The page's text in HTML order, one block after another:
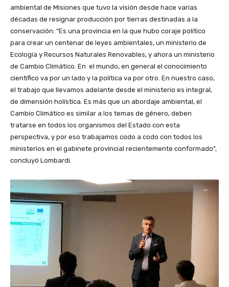
ambiental de Misiones que tuvo la visión desde hace varias
décadas de resignar producción por tierras destinadas a la
conservación: “Es una provincia en la que hubo coraje político
para crear un centenar de leyes ambientales, un ministerio de
Ecología y Recursos Naturales Renovables, y ahora un ministerio
de Cambio Climático. En el mundo, en general el conocimiento
científico va por un lado y la política va por otro. En nuestro caso,
el trabajo que llevamos adelante desde el ministerio es integral,
de dimensión holística. Es más que un abordaje ambiental, el
Cambio Climático es similar a los temas de género, deben
tratarse en todos los organismos del Estado con esta
perspectiva, y por eso trabajamos codo a codo con todos los
ministerios en el gabinete provincial recientemente conformado”,
concluyó Lombardi.